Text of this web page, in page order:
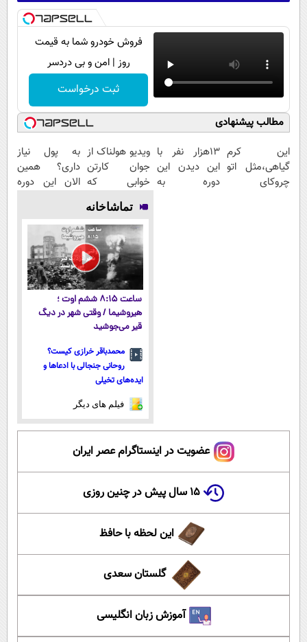
فروش خودرو شما به قیمت
روز | امن و بی دردسر
ثبت درخواست
مطالب پیشنهادی
این کرم
گیاهی،مثل اتو
چروکای
13هزار نفر با
این دیدن این
دوره به
ویدیو هولناک از
جوان کارتن
خوابی که
میلیاردر شد.
آموزش رایگان
به پول نیاز
داری؟ همین
الان این دوره
نشده!
تماشاخانه
ساعت ۸:۱۵ ششم اوت ؛
هیروشیما / وقتی شهر در دیگ
قیر می‌جوشید
محمدباقر خرازی کیست؟
روحانی جنجالی با ادعاها و
ایده‌های تخیلی
فیلم های دیگر
عضویت در اینستاگرام عصر ایران
۱۵ سال پیش در چنین روزی
این لحظه با حافظ
گلستان سعدی
آموزش زبان انگلیسی